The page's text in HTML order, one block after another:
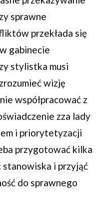
sprawne
przekłada się
gabinecie
stylistka musi
wizję
współpracować z
zza lady
i priorytetyzacji
przygotować kilka
stanowiska i przyjąć
do sprawnego